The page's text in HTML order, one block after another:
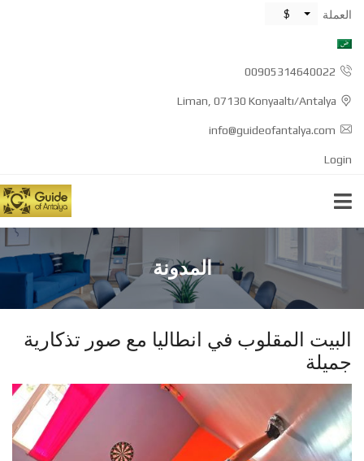
العملة $
00905314640022
Liman, 07130 Konyaaltı/Antalya
info@guideofantalya.com
Login
المدونة
البيت المقلوب في انطاليا مع صور تذكارية
جميلة